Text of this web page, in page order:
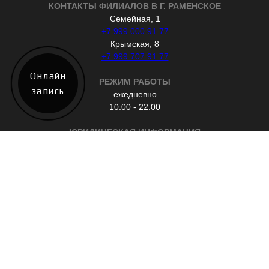
КОНТАКТЫ ФИЛИАЛОВ В Г. РАМЕНСКОЕ
Семейная, 1
+7 999 000 91 77
Крымская, 8
+7 999 707 91 77
РЕЖИМ РАБОТЫ
ежедневно
10:00 - 22:00
ЮРИДИЧЕСКАЯ ИНФОРМАЦИЯ
Онлайн
запись